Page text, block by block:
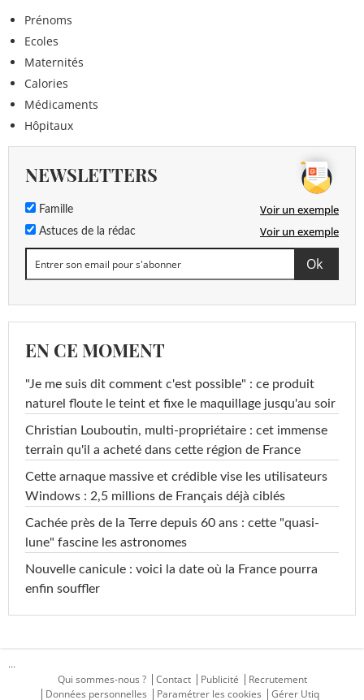
Prénoms
Ecoles
Maternités
Calories
Médicaments
Hôpitaux
NEWSLETTERS
Famille Voir un exemple
Astuces de la rédac Voir un exemple
EN CE MOMENT
"Je me suis dit comment c'est possible" : ce produit
naturel floute le teint et fixe le maquillage jusqu'au soir
Christian Louboutin, multi-propriétaire : cet immense
terrain qu'il a acheté dans cette région de France
Cette arnaque massive et crédible vise les utilisateurs
Windows : 2,5 millions de Français déjà ciblés
Cachée près de la Terre depuis 60 ans : cette "quasi-
lune" fascine les astronomes
Nouvelle canicule : voici la date où la France pourra
enfin souffler
...
Qui sommes-nous ?
Contact Publicité
Recrutement
Données personnelles
Paramétrer les cookies Gérer Utiq